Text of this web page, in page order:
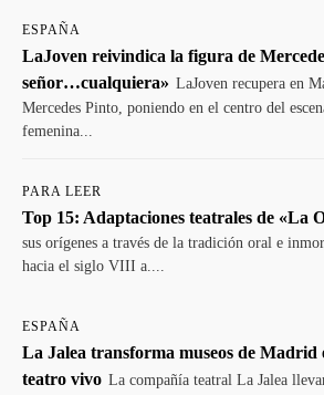
ESPAÑA
LaJoven reivindica la figura de
señor…cualquiera» LaJoven recupera en
Mercedes Pinto, poniendo en el centro del
femenina...
PARA LEER
Top 15: Adaptaciones teatrales de «La
sus orígenes a través de la tradición oral e
hacia el siglo VIII a....
ESPAÑA
La Jalea transforma museos de Madrid
teatro vivo La compañía teatral La Jalea